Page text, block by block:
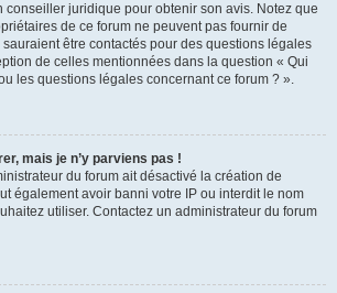
conseiller juridique pour obtenir son avis. Notez que
de ce forum ne peuvent pas fournir de
être contactés pour des questions légales
de celles mentionnées dans la question « Qui
les questions légales concernant ce forum ? ».
mais je n’y parviens pas !
du forum ait désactivé la création de
également avoir banni votre IP ou interdit le nom
utiliser. Contactez un administrateur du forum